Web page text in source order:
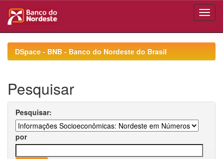
navigationDSpace - BNB - Banco do Nordeste do Brasil
Pesquisar
Pesquisar:
por